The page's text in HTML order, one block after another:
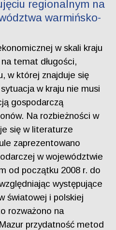
regionalnym na
warmińsko-
w skali kraju
temat długości,
w której znajduje się
w kraju nie musi
gospodarczą
Na rozbieżności w
się w literaturze
zaprezentowano
w województwie
od początku 2008 r. do
występujące
światowej i polskiej
rozważono na
przydatność metod